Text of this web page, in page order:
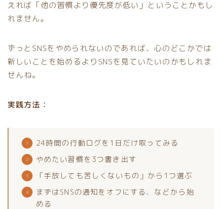
えれば「他の習慣より優先度が低い」ということかもし
れません。
ずっとSNSをやめられないのであれば、心のどこかでは
新しいことを始めるよりSNSを見ていたいのかもしれま
せんね。
実践方法：
24時間の行動ログを1日だけ取ってみる
やめたい習慣を3つ書き出す
「手放しても苦しくないもの」から1つ選ぶ
まずはSNSの通知をオフにする、などから始
める